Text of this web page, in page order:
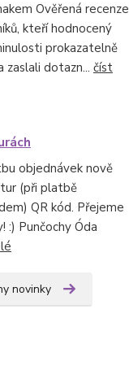
Ověřená recenze
kteří hodnocený
prokazatelně
zaslali dotazn... číst
objednávek nově
(při platbě
QR kód. Přejeme
:) Punčochy Óda
novinky